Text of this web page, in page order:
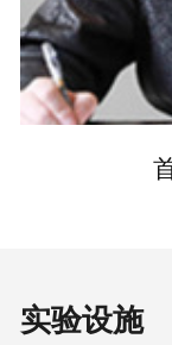
实验设施